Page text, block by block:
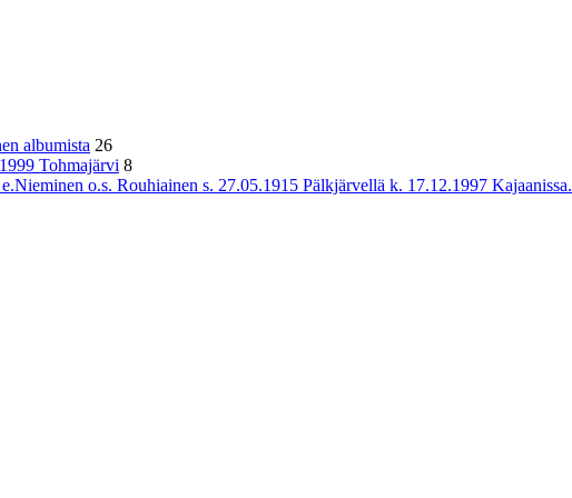
albumista 26
Tohmajärvi 8
o.s. Rouhiainen s. 27.05.1915 Pälkjärvellä k. 17.12.1997 Kajaanissa.